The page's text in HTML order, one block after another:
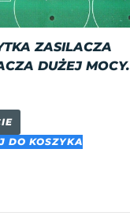
ZASILACZA
DUŻEJ MOCY.
DO KOSZYKA